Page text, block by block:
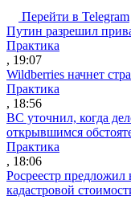
Перейти в Telegram
Путин разрешил
Практика
, 19:07
Wildberries начнет
Практика
, 18:56
ВС уточнил, когда
открывшимся
Практика
, 18:06
Росреестр
кадастровой